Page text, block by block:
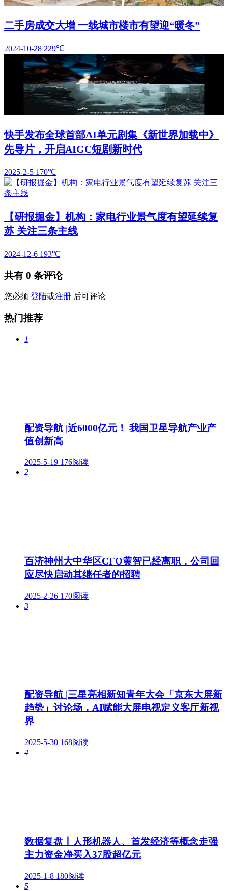
二手房成交大增 一线城市楼市有望迎“暖冬”
2024-10-28 229℃
快手发布全球首部AI单元剧集《新世界加载中》
先导片，开启AIGC短剧新时代
2025-2-5 170℃
【研报掘金】机构：家电行业景气度有望延续复
苏 关注三条主线
2024-12-6 193℃
共有 0 条评论
您必须 登陆或注册 后可评论
热门推荐
1
配资导航 |近6000亿元！ 我国卫星导航产业产
值创新高
2025-5-19 176阅读
2
百济神州大中华区CFO黄智已经离职，公司回
应尽快启动其继任者的招聘
2025-2-26 170阅读
3
配资导航 |三星亮相新知青年大会「京东大屏新
趋势」讨论场，AI赋能大屏电视定义客厅新视
界
2025-5-30 168阅读
4
数据复盘丨人形机器人、首发经济等概念走强
主力资金净买入37股超亿元
2025-1-8 180阅读
5